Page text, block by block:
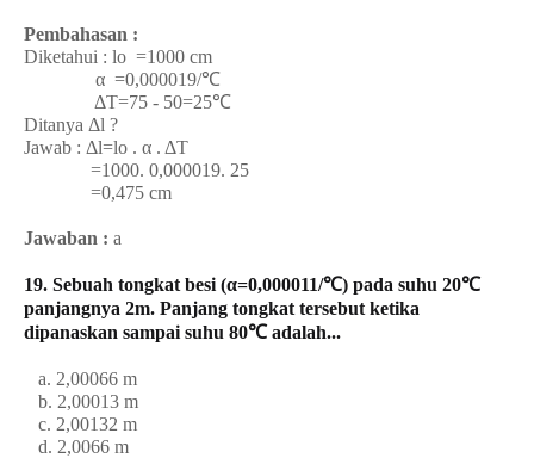
Pembahasan :
Diketahui : lo =1000 cm
α =0,000019/℃
ΔT=75 - 50=25℃
Ditanya Δl ?
Jawab : Δl=lo . α . ΔT
=1000. 0,000019. 25
=0,475 cm
Jawaban : a
19. Sebuah tongkat besi (α=0,000011/℃) pada suhu 20℃
panjangnya 2m. Panjang tongkat tersebut ketika
dipanaskan sampai suhu 80℃ adalah...
a. 2,00066 m
b. 2,00013 m
c. 2,00132 m
d. 2,0066 m